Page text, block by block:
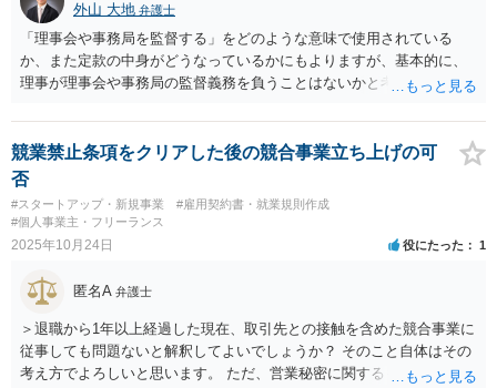
外山 大地 弁護士
「理事会や事務局を監督する」をどのような意味で使用されている
か、また定款の中身がどうなっているかにもよりますが、基本的に、
理事が理事会や事務局の監督義務を負うことはないかと考えます。
競業禁止条項をクリアした後の競合事業立ち上げの可
否
#スタートアップ・新規事業
#雇用契約書・就業規則作成
#個人事業主・フリーランス
2025年10月24日 役にたった 1
匿名A 弁護士
＞退職から1年以上経過した現在、取引先との接触を含めた競合事業に
従事しても問題ないと解釈してよいでしょうか？ そのこと自体はその
考え方でよろしいと思います。 ただ、営業秘密に関するものを利用す